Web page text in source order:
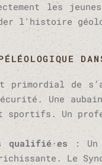
les
l'histoire
de
Une
sportifs. Un
qualifié·es : Un
Le